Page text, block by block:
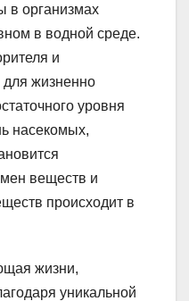
в организмах
в водной среде.
и
для жизненно
уровня
насекомых,
веществ и
происходит в
жизни,
уникальной